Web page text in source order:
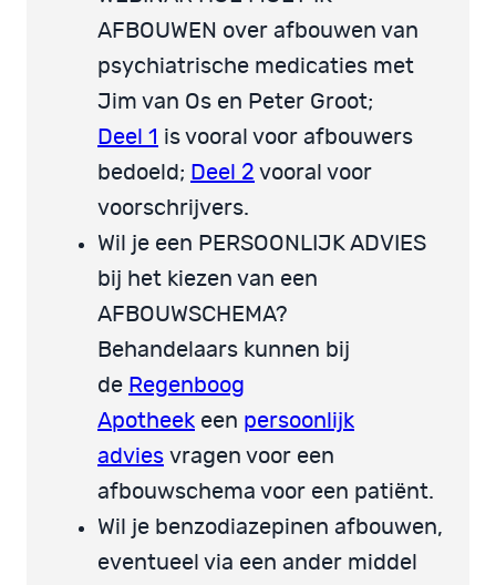
AFBOUWEN over afbouwen van
psychiatrische medicaties met
Jim van Os en Peter Groot;
Deel 1 is vooral voor afbouwers
bedoeld; Deel 2 vooral voor
voorschrijvers.
Wil je een PERSOONLIJK ADVIES
bij het kiezen van een
AFBOUWSCHEMA?
Behandelaars kunnen bij
de Regenboog
Apotheek een persoonlijk
advies vragen voor een
afbouwschema voor een patiënt.
Wil je benzodiazepinen afbouwen,
eventueel via een ander middel